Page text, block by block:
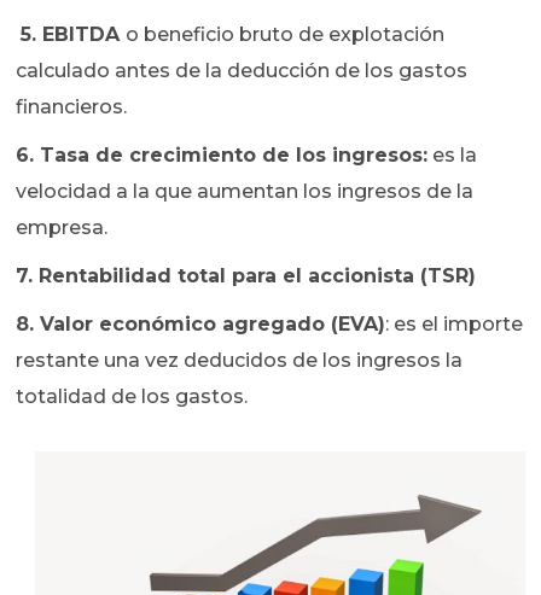
5. EBITDA o beneficio bruto de explotación
calculado antes de la deducción de los gastos
financieros.
6. Tasa de crecimiento de los ingresos: es la
velocidad a la que aumentan los ingresos de la
empresa.
7. Rentabilidad total para el accionista (TSR)
8. Valor económico agregado (EVA): es el importe
restante una vez deducidos de los ingresos la
totalidad de los gastos.